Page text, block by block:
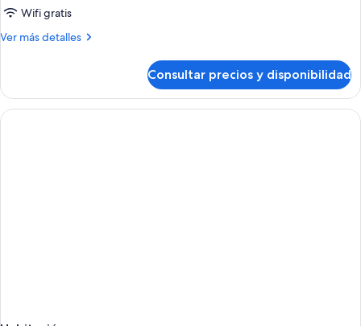
Wifi gratis
Ver más detalles
Más
Consultar precios y disponibilidad